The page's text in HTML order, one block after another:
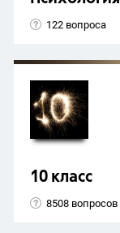
122 вопроса
10 класс
8508 вопросов